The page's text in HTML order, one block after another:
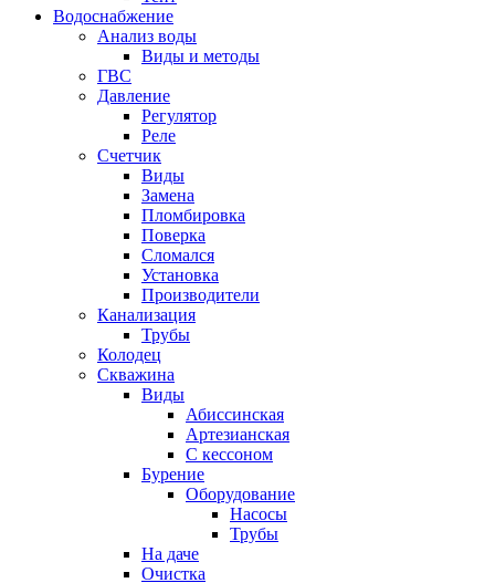
Водоснабжение
Анализ воды
Виды и методы
ГВС
Давление
Регулятор
Реле
Счетчик
Виды
Замена
Пломбировка
Поверка
Сломался
Установка
Производители
Канализация
Трубы
Колодец
Скважина
Виды
Абиссинская
Артезианская
С кессоном
Бурение
Оборудование
Насосы
Трубы
На даче
Очистка